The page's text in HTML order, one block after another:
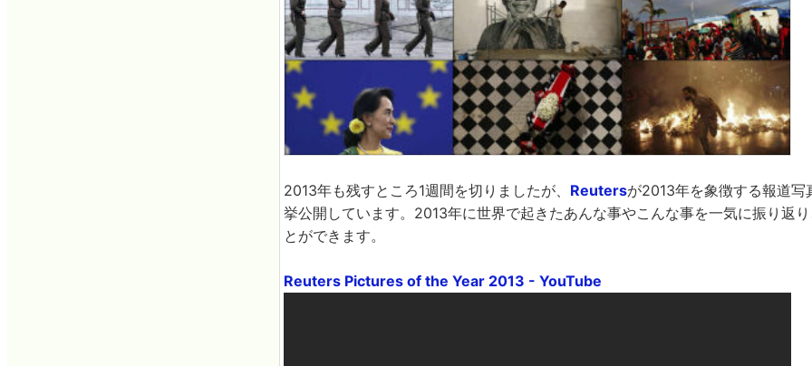
2013年も残すところ1週間を切りましたが、 Reutersが2013年を象徴する報道写
挙公開しています。2013年に世界で起きたあんな事やこんな事を一気に振り返
とができます。
Reuters Pictures of the Year 2013 - YouTube